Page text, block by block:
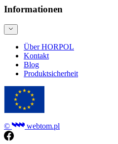
Informationen
Über HORPOL
Kontakt
Blog
Produktsicherheit
© webtom.pl